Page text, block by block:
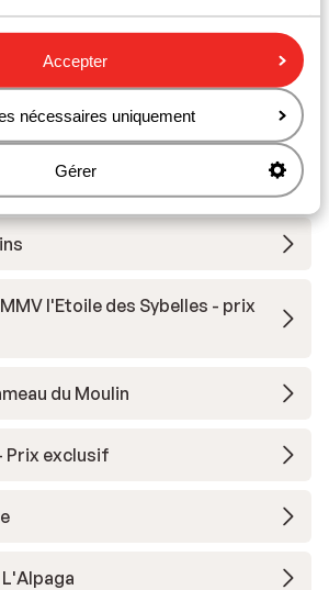
Accepter
nécessaires uniquement
Gérer
ski
- Les Sybelles
l'Etoile des Sybelles - prix
du Moulin
Prix exclusif